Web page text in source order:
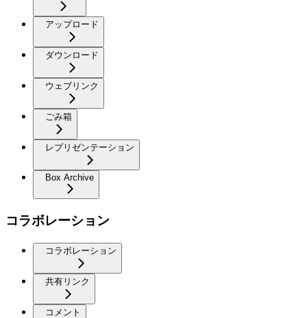
アップロード
ダウンロード
ウェブリンク
ごみ箱
レプリゼンテーション
Box Archive
コラボレーション
コラボレーション
共有リンク
コメント